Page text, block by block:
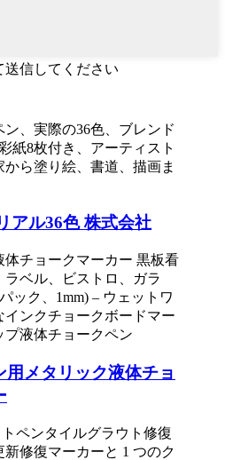
送信してください
アル36色 株式会社
用メタリック液体チョ